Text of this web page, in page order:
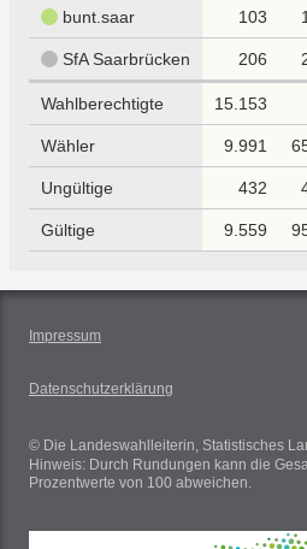
bunt.saar 103
SfA Saarbrücken 206
Wahlberechtigte 15.153
Wähler 9.991
Ungültige 432
Gültige 9.559
Impressum
Datenschutzerklärung
© Die Landeswahlleiterin, Statistisches
Hinweis: Durch Rundungen kann die
Prozentwerte von 100 abweichen.